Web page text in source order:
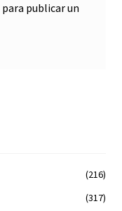
para publicar un
(216)
(317)